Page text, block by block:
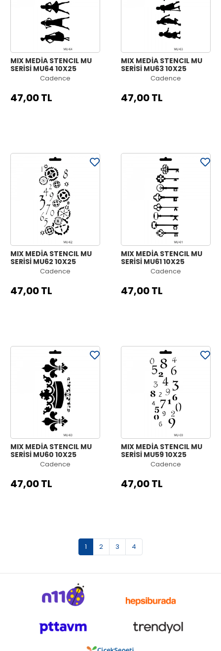
MIX MEDİA STENCIL MU
SERİSİ MU64 10X25
Cadence
47,00 TL
MIX MEDİA STENCIL MU
SERİSİ MU63 10X25
Cadence
47,00 TL
MIX MEDİA STENCIL MU
SERİSİ MU62 10X25
Cadence
47,00 TL
MIX MEDİA STENCIL MU
SERİSİ MU61 10X25
Cadence
47,00 TL
MIX MEDİA STENCIL MU
SERİSİ MU60 10X25
Cadence
47,00 TL
MIX MEDİA STENCIL MU
SERİSİ MU59 10X25
Cadence
47,00 TL
1 2 3 4